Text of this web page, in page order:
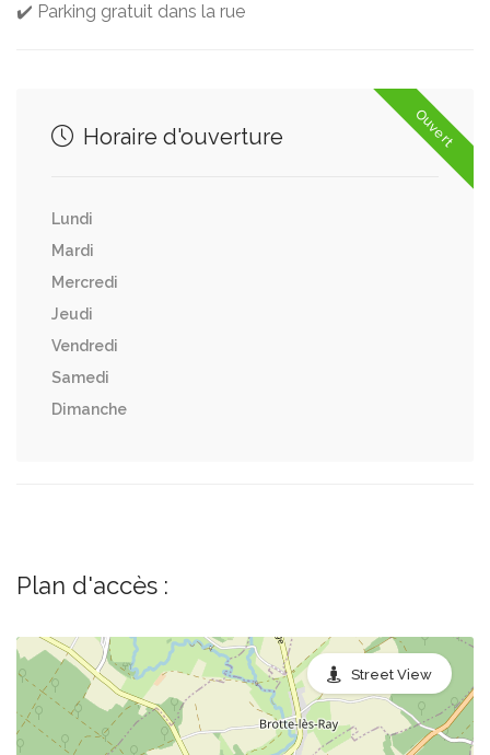
✔️ Parking gratuit dans la rue
Ouvert
Horaire d'ouverture
Lundi
Mardi
Mercredi
Jeudi
Vendredi
Samedi
Dimanche
Plan d'accès :
Street View